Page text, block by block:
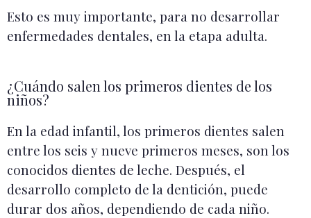
Esto es muy importante, para no desarrollar
enfermedades dentales, en la etapa adulta.
¿Cuándo salen los primeros dientes de los
niños?
En la edad infantil, los primeros dientes salen
entre los seis y nueve primeros meses, son los
conocidos dientes de leche. Después, el
desarrollo completo de la dentición, puede
durar dos años, dependiendo de cada niño.